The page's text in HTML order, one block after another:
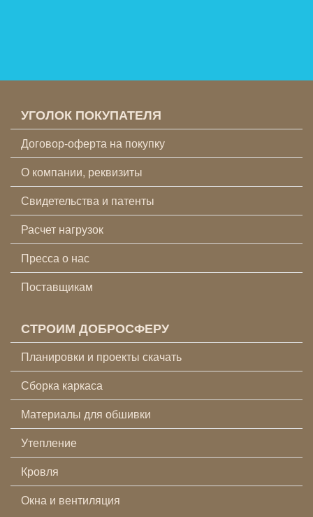
УГОЛОК ПОКУПАТЕЛЯ
Договор-оферта на покупку
О компании, реквизиты
Свидетельства и патенты
Расчет нагрузок
Пресса о нас
Поставщикам
СТРОИМ ДОБРОСФЕРУ
Планировки и проекты скачать
Сборка каркаса
Материалы для обшивки
Утепление
Кровля
Окна и вентиляция